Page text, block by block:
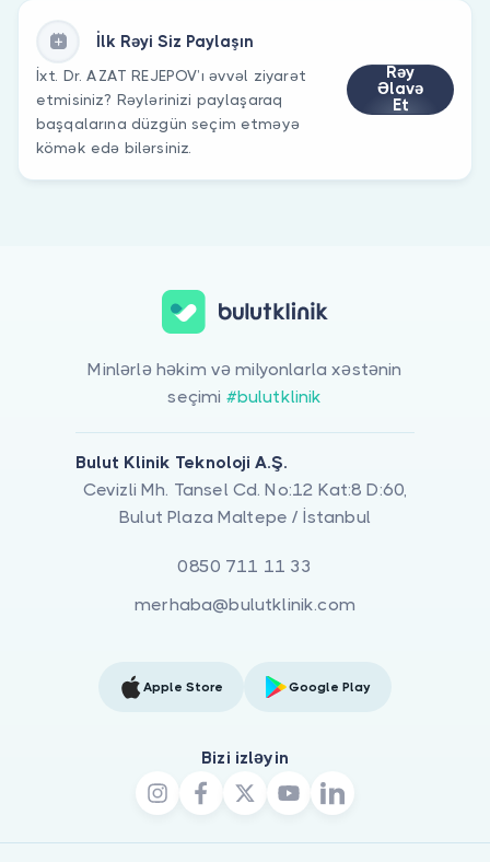
İlk Rəyi Siz Paylaşın
İxt. Dr. AZAT REJEPOV’ı əvvəl ziyarət
etmisiniz? Rəylərinizi paylaşaraq
başqalarına düzgün seçim etməyə
kömək edə bilərsiniz.
Rəy
Əlavə
Et
Minlərlə həkim və milyonlarla xəstənin
seçimi #bulutklinik
Bulut Klinik Teknoloji A.Ş.
Cevizli Mh. Tansel Cd. No:12 Kat:8 D:60,
Bulut Plaza Maltepe / İstanbul
0850 711 11 33
merhaba@bulutklinik.com
Apple Store Google Play
Bizi izləyin